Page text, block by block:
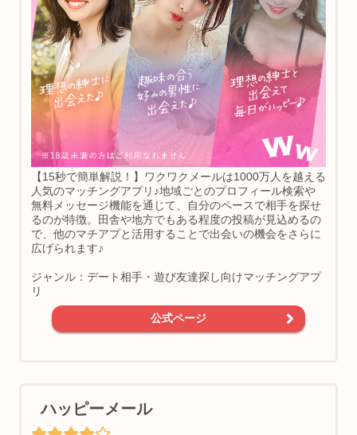
【15秒で簡単解説！】ワクワクメールは1000万人を越える
人気のマッチングアプリ♪地域ごとのプロフィール検索や
無料メッセージ機能を通じて、自分のペースで相手を探せ
るのが特徴。田舎や地方でもある程度の投稿が見込めるの
で、他のマチアプと活用することで出会いの機会をさらに
広げられます♪
ジャンル：デート相手・遊び友達探し向けマッチングアプ
リ
公式ページ
ハッピーメール